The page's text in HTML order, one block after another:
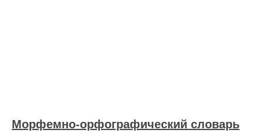
Морфемно-орфографический словарь